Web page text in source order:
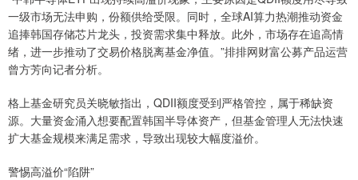
一级市场无法申购，份额供给受限。同时，全球AI算力热潮推动资金
追捧韩国存储芯片龙头，投资需求集中释放。此外，市场存在追高情
绪，进一步推动了交易价格脱离基金净值。”排排网财富公募产品运营
曾方芳向记者分析。
格上基金研究员关晓敏指出，QDII额度受到严格管控，属于稀缺资
源。大量资金涌入想要配置韩国半导体资产，但基金管理人无法快速
扩大基金规模来满足需求，导致出现较大幅度溢价。
警惕高溢价“陷阱”